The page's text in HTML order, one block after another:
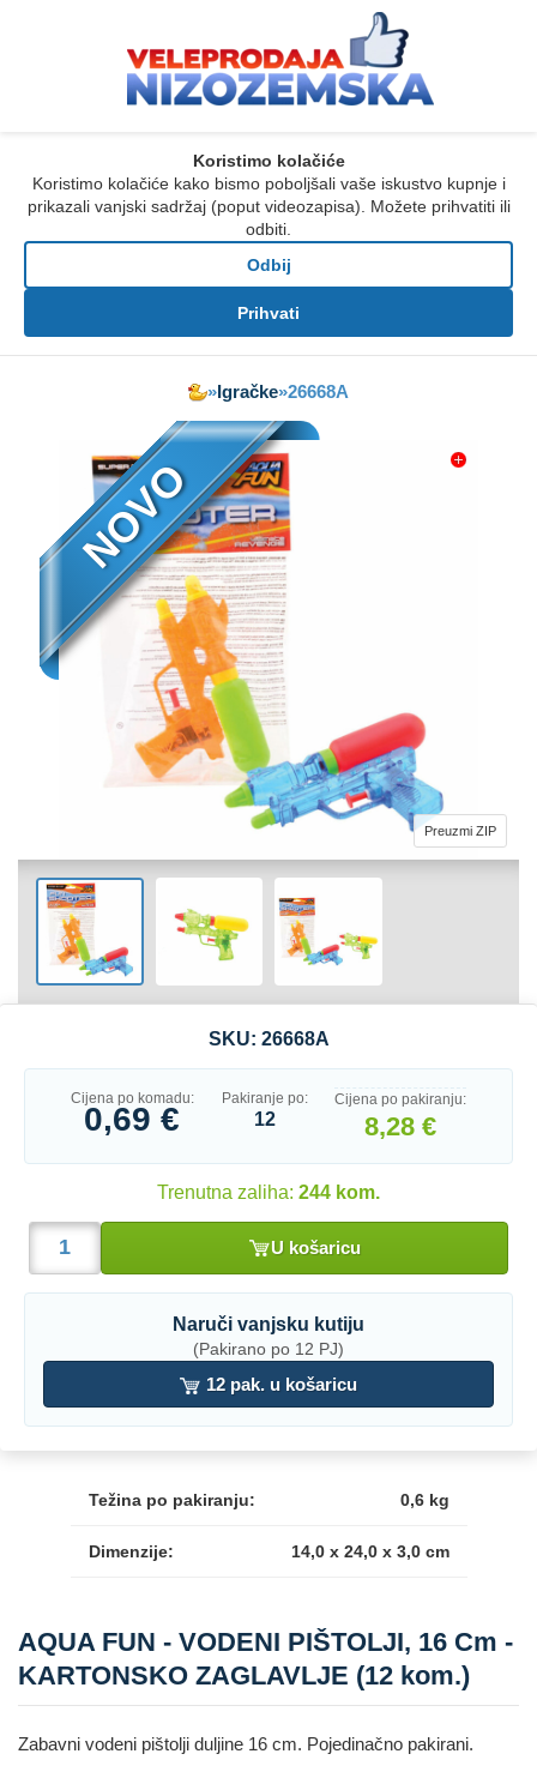
Koristimo kolačiće
Koristimo kolačiće kako bismo poboljšali vaše iskustvo kupnje i
prikazali vanjski sadržaj (poput videozapisa). Možete prihvatiti ili
odbiti.
Odbij
Prihvati
»Igračke»26668A
NOVO
Preuzmi ZIP
SKU: 26668A
Cijena po komadu:
0,69 €
Pakiranje po:
12
Cijena po pakiranju:
8,28 €
Trenutna zaliha: 244 kom.
U košaricu
Naruči vanjsku kutiju
(Pakirano po 12 PJ)
12 pak. u košaricu
Težina po pakiranju: 0,6 kg
Dimenzije: 14,0 x 24,0 x 3,0 cm
AQUA FUN - VODENI PIŠTOLJI, 16 Cm -
KARTONSKO ZAGLAVLJE (12 kom.)
Zabavni vodeni pištolji duljine 16 cm. Pojedinačno pakirani.